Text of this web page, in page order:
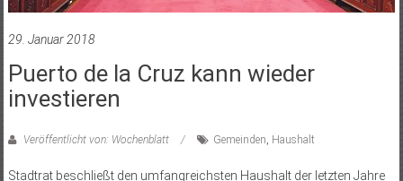
29. Januar 2018
Puerto de la Cruz kann wieder
investieren
Veröffentlicht von: Wochenblatt Gemeinden, Haushalt
Stadtrat beschließt den umfangreichsten Haushalt der letzten Jahre